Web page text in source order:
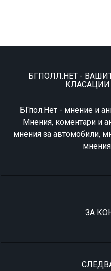
БГПОЛЛ.НЕТ -
КЛАСАЦИИ
БГпол.Нет - мнение и
Мнения, коментари и
мнения за автомобили,
ЗА